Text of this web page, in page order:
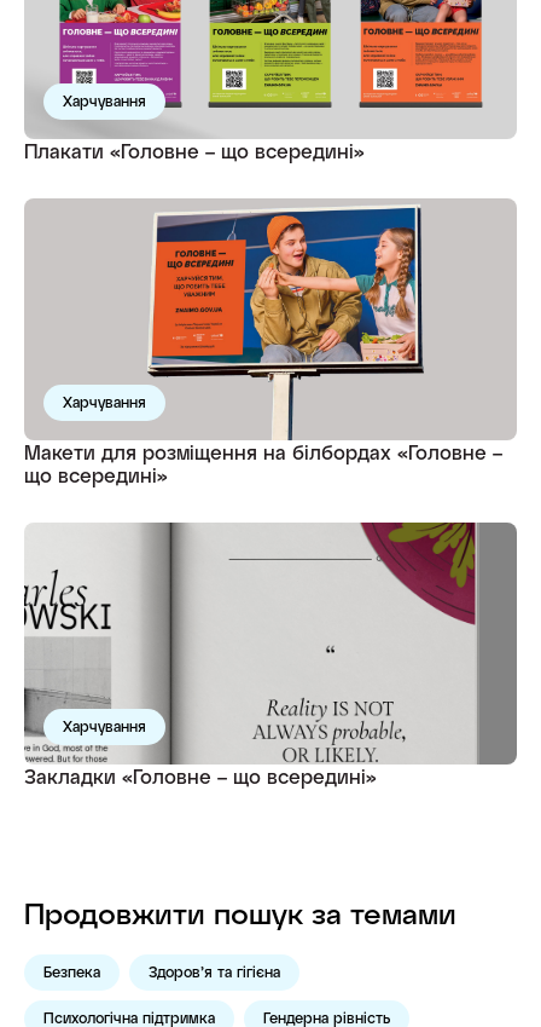
Харчування
Плакати «Головне – що всередині»
Харчування
Макети для розміщення на білбордах «Головне –
що всередині»
Харчування
Закладки «Головне – що всередині»
Продовжити пошук за темами
Безпека Здоров’я та гігієна
Психологічна підтримка Гендерна рівність